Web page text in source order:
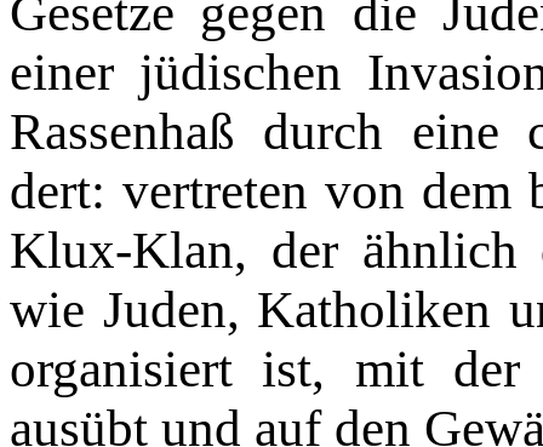
Gesetze gegen die
einer jüdischen
Rassenhaß durch
dert: vertreten von dem
Klux-Klan, der ähnlich
wie Juden, Ka­tholiken
organisiert ist, mit
ausübt und auf den